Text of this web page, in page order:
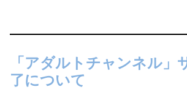
「アダルトチャンネル」
了について